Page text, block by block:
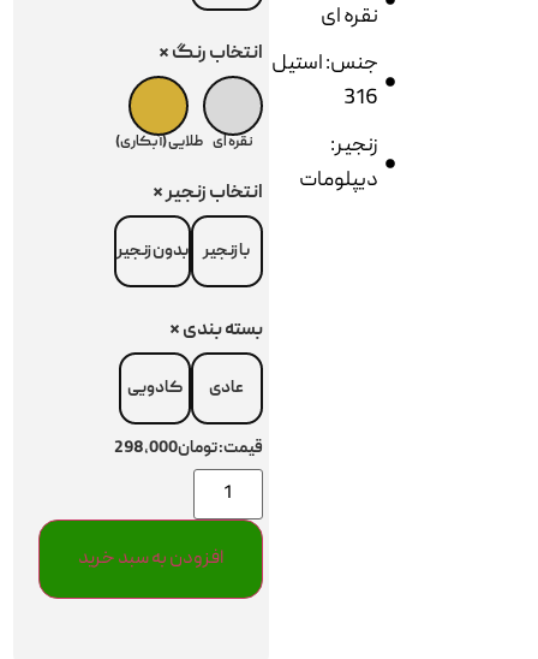
نقره ای
جنس: استیل
316
زنجیر:
دیپلومات
انتخاب رنگ*
نقره ای طلایی (آبکاری)
انتخاب زنجیر*
با زنجیر بدون زنجیر
بسته بندی*
عادی کادویی
قیمت:تومان298,000
افزودن به سبد خرید